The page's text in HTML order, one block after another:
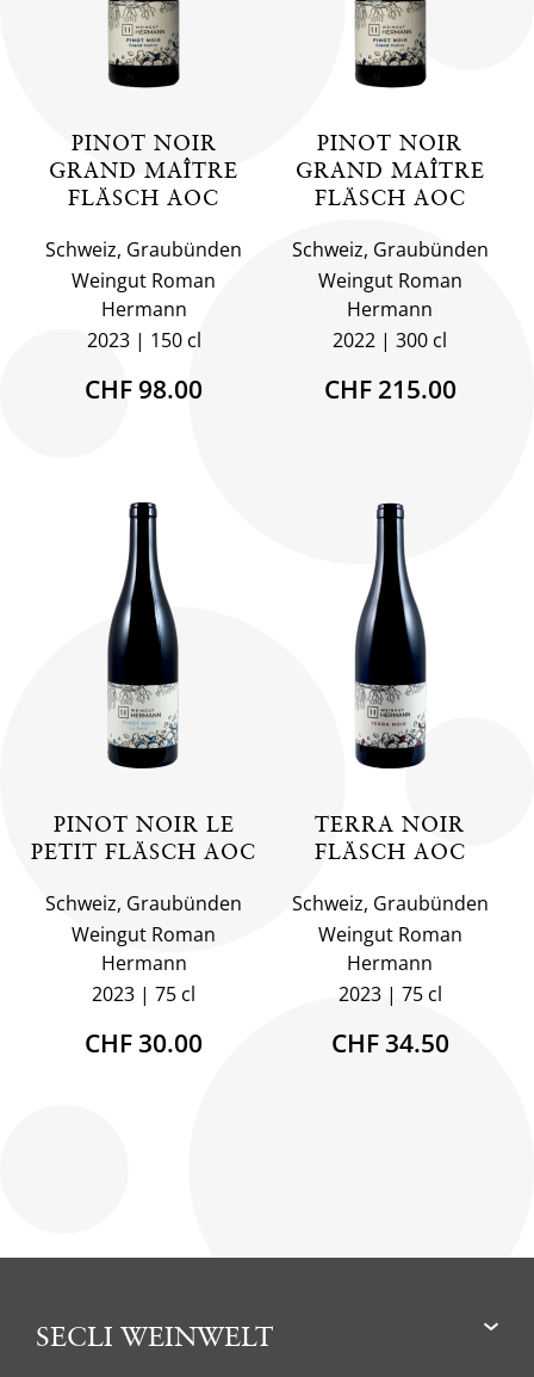
PINOT NOIR
GRAND MAÎTRE
FLÄSCH AOC
Schweiz, Graubünden
Weingut Roman
Hermann
2023
150 cl
CHF 98.00
PINOT NOIR
GRAND MAÎTRE
FLÄSCH AOC
Schweiz, Graubünden
Weingut Roman
Hermann
2022
300 cl
CHF 215.00
PINOT NOIR LE
PETIT FLÄSCH AOC
Schweiz, Graubünden
Weingut Roman
Hermann
2023
75 cl
CHF 30.00
TERRA NOIR
FLÄSCH AOC
Schweiz, Graubünden
Weingut Roman
Hermann
2023
75 cl
CHF 34.50
SECLI WEINWELT